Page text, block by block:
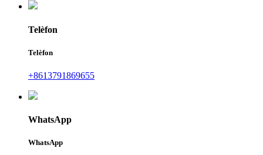
Telèfon
Telèfon
+8613791869655
WhatsApp
WhatsApp